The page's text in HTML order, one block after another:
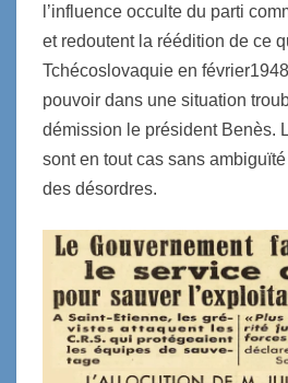
l’influence occulte du parti
et redoutent la réédition de ce
Tchécoslovaquie en
pouvoir dans une situation
démission le président Benès.
sont en tout cas sans
des désordres.